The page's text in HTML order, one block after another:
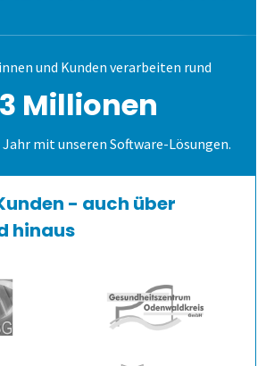
evaluieren!
für Fortgeschrittene
erfassen
erkennen
Fragebögen
und Kunden verarbeiten rund
Millionen
mit unseren Software-Lösungen.
- auch über
hinaus